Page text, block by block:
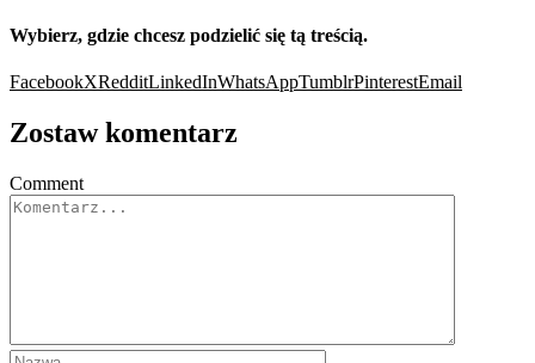
Wybierz, gdzie chcesz podzielić się tą treścią.
FacebookXRedditLinkedInWhatsAppTumblrPinterestEmail
Zostaw komentarz
Comment